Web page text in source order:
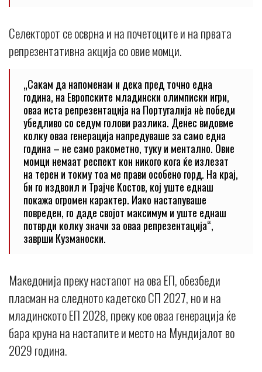
Селекторот се осврна и на почетоците и на првата
репрезентативна акција со овие момци.
„Сакам да напоменам и дека пред точно една
година, на Европските младински олимписки игри,
оваа иста репрезентација на Португалија нè победи
убедливо со седум голови разлика. Денес видовме
колку оваа генерација напредуваше за само една
година – не само ракометно, туку и ментално. Овие
момци немаат респект кон никого кога ќе излезат
на терен и токму тоа ме прави особено горд. На крај,
би го издвоил и Трајче Костов, кој уште еднаш
покажа огромен карактер. Иако настапуваше
повреден, го даде својот максимум и уште еднаш
потврди колку значи за оваа репрезентација“,
заврши Кузманоски.
Македонија преку настапот на ова ЕП, обезбеди
пласман на следното кадетско СП 2027, но и на
младинското ЕП 2028, преку кое оваа генерација ќе
бара круна на настапите и место на Мундијалот во
2029 година.